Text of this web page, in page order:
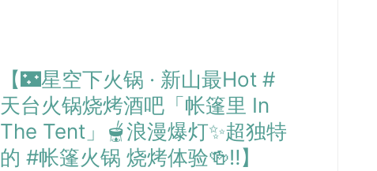
【🌃星空下火锅 · 新山最Hot #
天台火锅烧烤酒吧「帐篷里 In
The Tent」🫕浪漫爆灯✨超独特
的 #帐篷火锅 烧烤体验🍻‼️】